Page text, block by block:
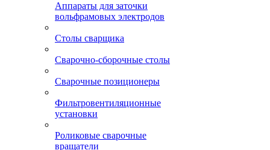
Аппараты для заточки
вольфрамовых электродов
Столы сварщика
Сварочно-сборочные столы
Сварочные позиционеры
Фильтровентиляционные
установки
Роликовые сварочные
вращатели